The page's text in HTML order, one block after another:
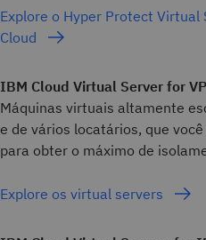
Explore o Hyper Protect
Cloud
IBM Cloud Virtual Server for
Máquinas virtuais altamente
e de vários locatários, que
para obter o máximo de
Explore os virtual servers